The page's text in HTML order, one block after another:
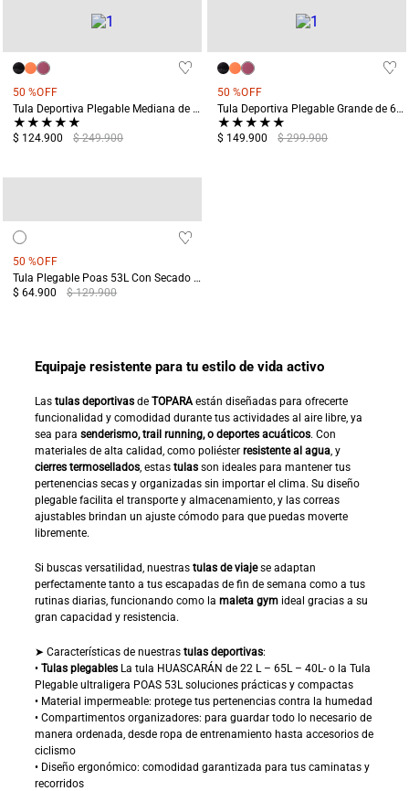
50 %OFF
Tula Deportiva Plegable Mediana de 40L Huascarán Rosado
★★★★★
$ 124.900 $ 249.900
50 %OFF
Tula Deportiva Plegable Grande de 65L Huascarán Rosado
★★★★★
$ 149.900 $ 299.900
50 %OFF
Tula Plegable Poas 53L Con Secado Rápido Y Doble Capa Terreo
$ 64.900
$ 129.900
Equipaje resistente para tu estilo de vida activo
Las tulas deportivas de TOPARA están diseñadas para ofrecerte
funcionalidad y comodidad durante tus actividades al aire libre, ya
sea para senderismo, trail running, o deportes acuáticos. Con
materiales de alta calidad, como poliéster resistente al agua , y
cierres termosellados , estas tulas son ideales para mantener tus
pertenencias secas y organizadas sin importar el clima. Su diseño
plegable facilita el transporte y almacenamiento, y las correas
ajustables brindan un ajuste cómodo para que puedas moverte
libremente.
Si buscas versatilidad, nuestras tulas de viajese adaptan
perfectamente tanto a tus escapadas de fin de semana como a tus
rutinas diarias, funcionando como la maleta gym ideal gracias a su
gran capacidad y resistencia.
➤ Características de nuestras tulas deportivas:
• Tulas plegables La tula HUASCARÁN de 22 L – 65L – 40L- o la Tula
Plegable ultraligera POAS 53L soluciones prácticas y compactas
• Material impermeable: protege tus pertenencias contra la humedad
• Compartimentos organizadores: para guardar todo lo necesario de
manera ordenada, desde ropa de entrenamiento hasta accesorios de
ciclismo
• Diseño ergonómico: comodidad garantizada para tus caminatas y
recorridos